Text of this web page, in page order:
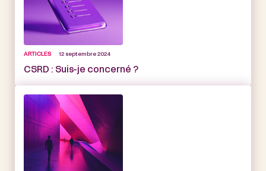
ARTICLES 12 septembre 2024
CSRD : Suis-je concerné ?